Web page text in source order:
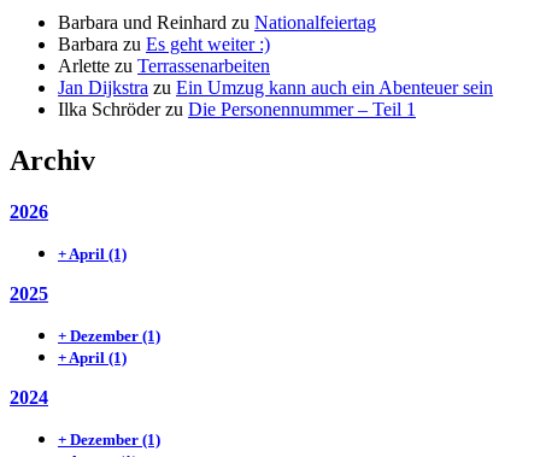
Barbara und Reinhard zu Nationalfeiertag
Barbara zu Es geht weiter :)
Arlette zu Terrassenarbeiten
Jan Dijkstra zu Ein Umzug kann auch ein Abenteuer sein
Ilka Schröderzu Die Personennummer – Teil 1
Archiv
2026
+ April (1)
2025
+ Dezember (1)
+ April (1)
2024
+ Dezember (1)